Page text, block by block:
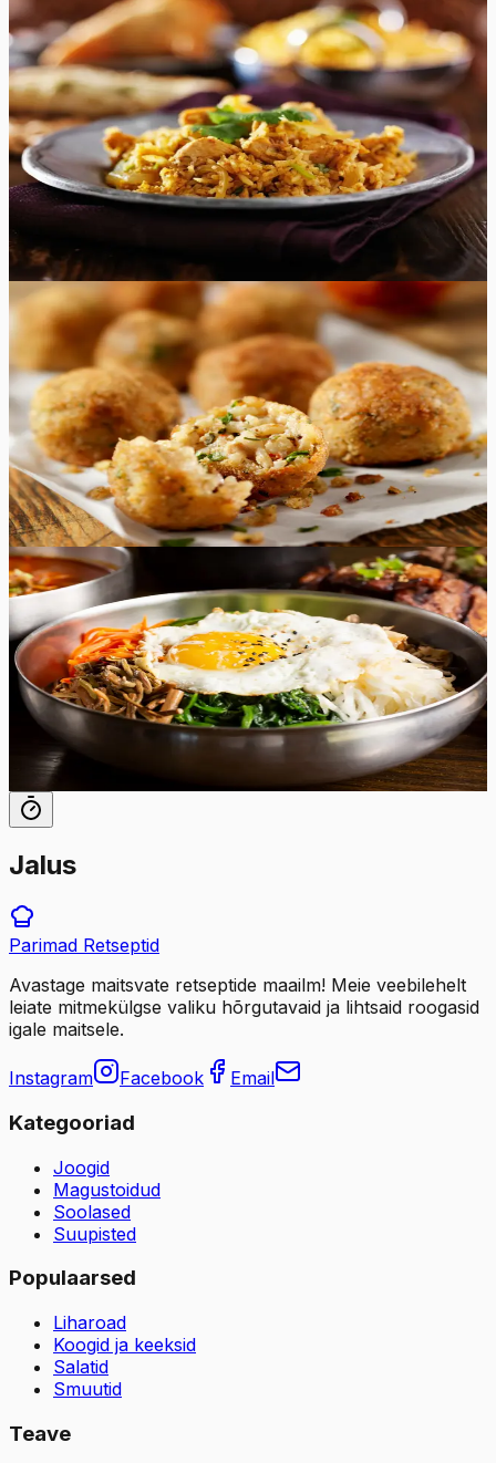
Raske 5.0Hinnang: 2)
Biryani riisiroog kanaga
Aromaatne, maitsev ja vürtsikas ühe poti Biryani riisiroog
kanaga, mis on valmistatud basmati riisi, vürtside, kana ja
maitsetaimedega. See on algaja retsept ja seda saab teha
hõlpsasti. Serveerige kana biryani koos Raita või Salan
kastmega.
4tk
Keskmine
4.7Hinnang:(10
Arancini
Maitsvad ja krõbedad Arancini pallid on valmistatud
valge veini risottost ning on keskelt mõnusalt juustused.
Need Itaalia riisipallid sobivad suurepäraselt nii lõuna-
kui ka õhtusöögiks.
55min
18tk
Raske
5.0Hinnang:
Bibimbap
Tuntud klassikaline Korea riisikauss ehk bibimbap on
lihtne ja ilus roog, mis toob kokku erinevad köögiviljad,
veiseliha ning maitsva ja vürtsika bibimbap-kastme.
70min
4tk
Jalus
Parimad Retseptid
Avastage maitsvate retseptide maailm! Meie veebilehelt
leiate mitmekülgse valiku hõrgutavaid ja lihtsaid roogasid
igale maitsele.
Instagram Facebook Email
Kategooriad
Joogid
Magustoidud
Soolased
Suupisted
Populaarsed
Liharoad
Koogid ja keeksid
Salatid
Smuutid
Teave